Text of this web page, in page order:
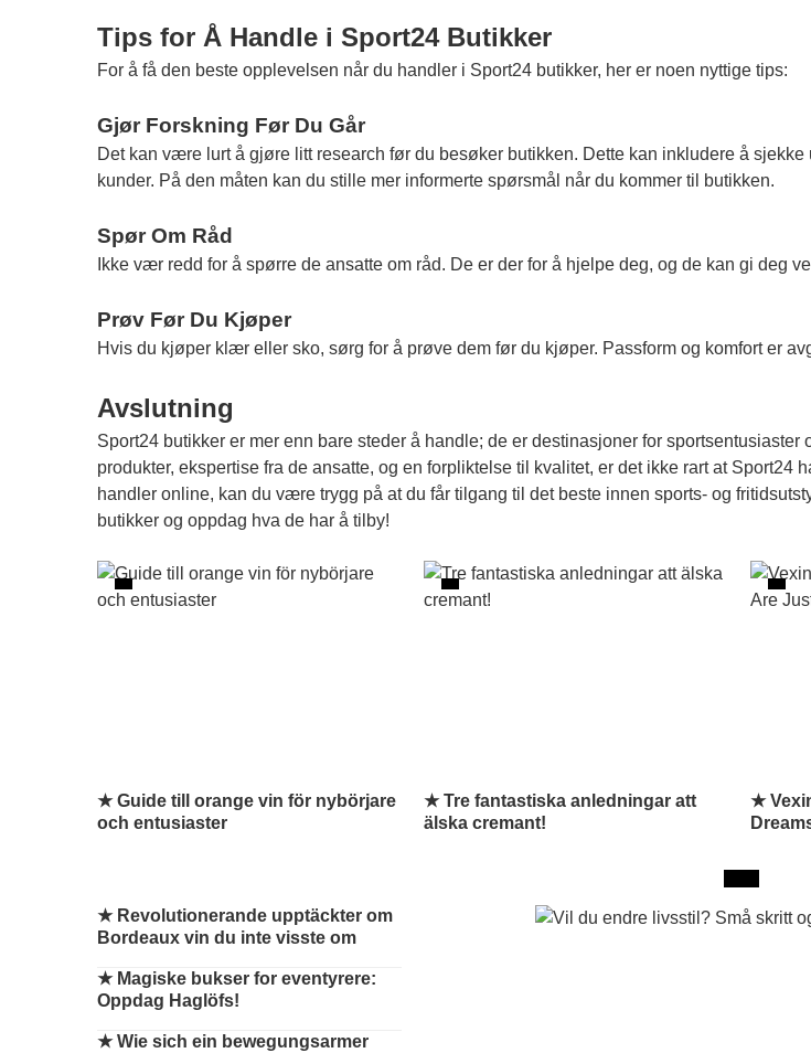
Tips for Å Handle i Sport24 Butikker
For å få den beste opplevelsen når du handler i Sport24 butikker, her er noen nyttige tips:
Gjør Forskning Før Du Går
Det kan være lurt å gjøre litt research før du besøker butikken. Dette kan inkludere å
kunder. På den måten kan du stille mer informerte spørsmål når du kommer til butikken.
Spør Om Råd
Ikke vær redd for å spørre de ansatte om råd. De er der for å hjelpe deg, og de kan gi deg
Prøv Før Du Kjøper
Hvis du kjøper klær eller sko, sørg for å prøve dem før du kjøper. Passform og komfort er
Avslutning
Sport24 butikker er mer enn bare steder å handle; de er destinasjoner for
produkter, ekspertise fra de ansatte, og en forpliktelse til kvalitet, er det ikke rart at
handler online, kan du være trygg på at du får tilgang til det beste innen sports- og
butikker og oppdag hva de har å tilby!
★ Guide till orange vin för nybörjare
och entusiaster
★ Tre fantastiska anledningar att
älska cremant!
★
★ Revolutionerande upptäckter om
Bordeaux vin du inte visste om
★ Magiske bukser for eventyrere:
Oppdag Haglöfs!
★Wie sich ein bewegungsarmer